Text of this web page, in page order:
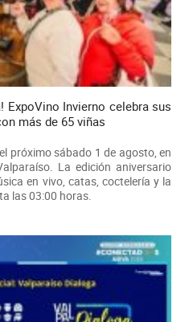
ExpoVino Invierno celebra sus
más de 65 viñas
próximo sábado 1 de agosto, en
La edición aniversario
en vivo, catas, coctelería y la
las 03:00 horas.